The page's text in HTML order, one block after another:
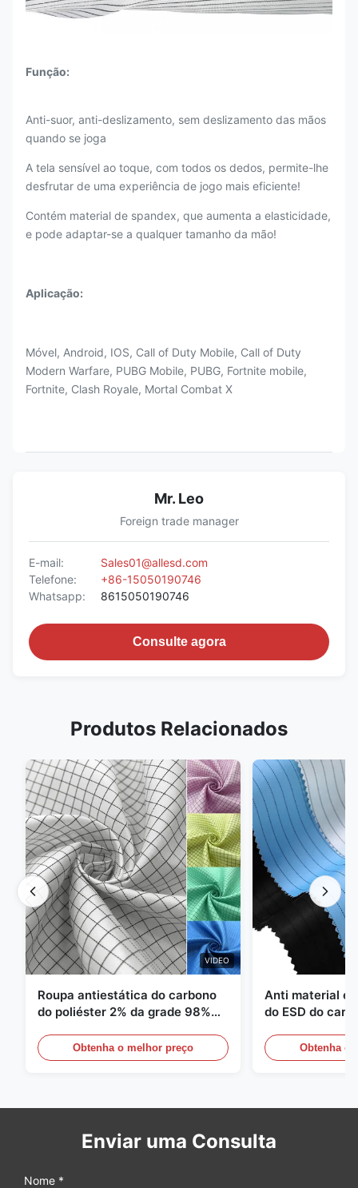
Função:
Anti-suor, anti-deslizamento, sem deslizamento das mãos
quando se joga
A tela sensível ao toque, com todos os dedos, permite-lhe
desfrutar de uma experiência de jogo mais eficiente!
Contém material de spandex, que aumenta a elasticidade,
e pode adaptar-se a qualquer tamanho da mão!
Aplicação:
Móvel, Android, IOS, Call of Duty Mobile, Call of Duty
Modern Warfare, PUBG Mobile, PUBG, Fortnite mobile,
Fortnite, Clash Royale, Mortal Combat X
Mr. Leo
Foreign trade manager
E-mail:
Sales01@allesd.com
Telefone:
+86-15050190746
Whatsapp:
8615050190746
Consulte agora
Produtos Relacionados
VIDEO
Roupa antiestática do carbono
do poliéster 2% da grade 98%
Obtenha o melhor preço
Anti material
do ESD do
Obtenha o
Enviar uma Consulta
Nome *